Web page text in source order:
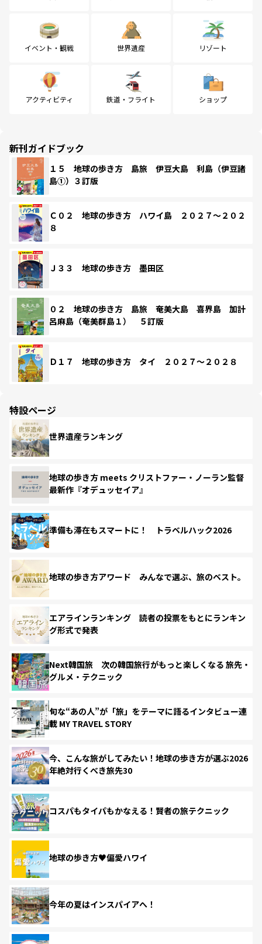
イベント・観戦 世界遺産 リゾート
アクティビティ 鉄道・フライト ショップ
新刊ガイドブック
１５ 地球の歩き方 島旅 伊豆大島 利島（伊豆諸
島①）３訂版
Ｃ０２ 地球の歩き方 ハワイ島 ２０２７～２０２
８
Ｊ３３ 地球の歩き方 墨田区
０２ 地球の歩き方 島旅 奄美大島 喜界島 加計
呂麻島（奄美群島１） ５訂版
Ｄ１７ 地球の歩き方 タイ ２０２７～２０２８
特設ページ
世界遺産ランキング
地球の歩き方 meets クリストファー・ノーラン監督
最新作『オデュッセイア』
準備も滞在もスマートに！ トラベルハック2026
地球の歩き方アワード みんなで選ぶ、旅のベスト。
エアラインランキング 読者の投票をもとにランキン
グ形式で発表
Next韓国旅 次の韓国旅行がもっと楽しくなる 旅先・
グルメ・テクニック
旬な“あの人”が「旅」をテーマに語るインタビュー連
載 MY TRAVEL STORY
今、こんな旅がしてみたい！地球の歩き方が選ぶ2026
年絶対行くべき旅先30
コスパもタイパもかなえる！賢者の旅テクニック
地球の歩き方♥偏愛ハワイ
今年の夏はインスパイアへ！